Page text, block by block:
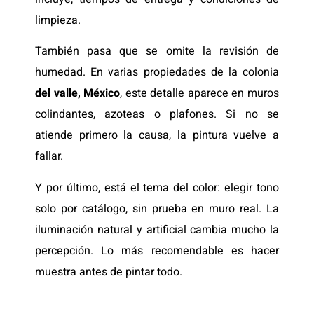
limpieza.
También pasa que se omite la revisión de
humedad. En varias propiedades de la colonia
del valle, México, este detalle aparece en muros
colindantes, azoteas o plafones. Si no se
atiende primero la causa, la pintura vuelve a
fallar.
Y por último, está el tema del color: elegir tono
solo por catálogo, sin prueba en muro real. La
iluminación natural y artificial cambia mucho la
percepción. Lo más recomendable es hacer
muestra antes de pintar todo.